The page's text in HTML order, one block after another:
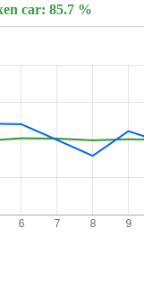
car: 85.7 %